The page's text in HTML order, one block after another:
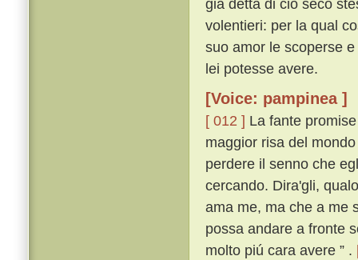
già detta di ciò seco
volentieri: per la qual
suo amor le scoperse
lei potesse avere.
[Voice: pampinea ]
[ 012 ] La fante
maggior risa del
perdere il senno che
cercando. Dira'gli,
ama me, ma che a me
possa andare a fronte
molto piú cara avere ” .